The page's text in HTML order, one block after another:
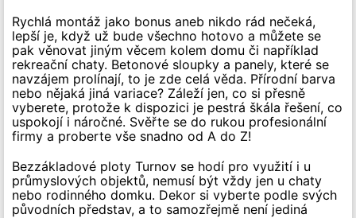
Rychlá montáž jako bonus aneb nikdo rád nečeká,
lepší je, když už bude všechno hotovo a můžete se
pak věnovat jiným věcem kolem domu či například
rekreační chaty. Betonové sloupky a panely, které se
navzájem prolínají, to je zde celá věda. Přírodní barva
nebo nějaká jiná variace? Záleží jen, co si přesně
vyberete, protože k dispozici je pestrá škála řešení, co
uspokojí i náročné. Svěřte se do rukou profesionální
firmy a proberte vše snadno od A do Z!
Bezzákladové ploty Turnov se hodí pro využití i u
průmyslových objektů, nemusí být vždy jen u chaty
nebo rodinného domku. Dekor si vyberte podle svých
původních představ, a to samozřejmě není jediná